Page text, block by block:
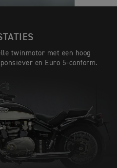
twinmotor met een hoog
en Euro 5-conform.